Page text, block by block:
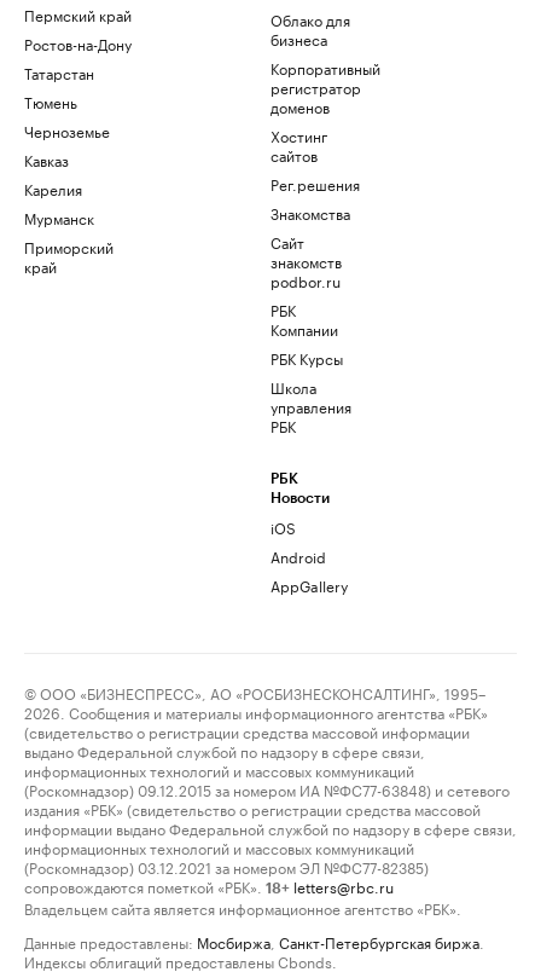
Пермский край
Ростов-на-Дону
Татарстан
Тюмень
Черноземье
Кавказ
Карелия
Мурманск
Приморский
край
Облако для
бизнеса
Корпоративный
регистратор
доменов
Хостинг
сайтов
Рег.решения
Знакомства
Сайт
знакомств
podbor.ru
РБК
Компании
РБК Курсы
Школа
управления
РБК
РБК
Новости
iOS
Android
AppGallery
© ООО «БИЗНЕСПРЕСС», АО «РОСБИЗНЕСКОНСАЛТИНГ», 1995–
2026. Сообщения и материалы информационного агентства «РБК»
(свидетельство о регистрации средства массовой информации
выдано Федеральной службой по надзору в сфере связи,
информационных технологий и массовых коммуникаций
(Роскомнадзор) 09.12.2015 за номером ИА №ФС77-63848) и сетевого
издания «РБК» (свидетельство о регистрации средства массовой
информации выдано Федеральной службой по надзору в сфере связи,
информационных технологий и массовых коммуникаций
(Роскомнадзор) 03.12.2021 за номером ЭЛ №ФС77-82385)
сопровождаются пометкой «РБК».
18+ letters@rbc.ru
Владельцем сайта является информационное агентство «РБК».
Данные предоставлены: Мосбиржа Санкт-Петербургская биржа
Индексы облигаций предоставлены Cbonds.